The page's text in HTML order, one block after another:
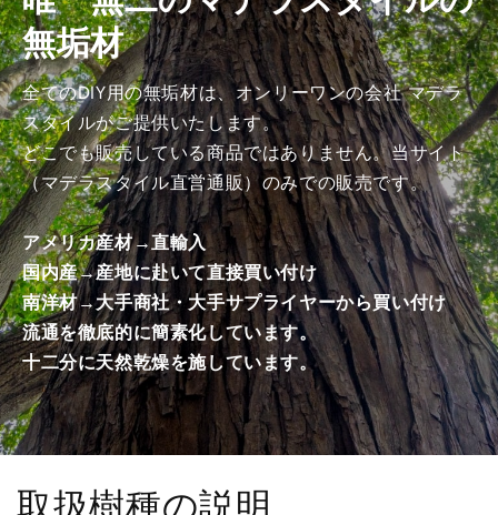
げ
加
工
済
み
商
品）
の
数
量
を
減
ら
す
げ
加
工
済
み
商
品）
の
数
量
を
増
や
す
無垢材
全てのDIY用の無垢材は、オンリーワンの会社 マデラ
スタイルがご提供いたします。
どこでも販売している商品ではありません。当サイト
（マデラスタイル直営通販）のみでの販売です。
アメリカ産材→直輸入
国内産→産地に赴いて直接買い付け
南洋材→大手商社・大手サプライヤーから買い付け
流通を徹底的に簡素化しています。
十二分に天然乾燥を施しています。